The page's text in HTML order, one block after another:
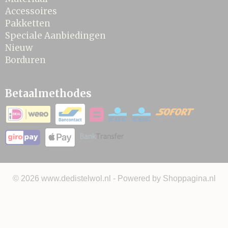
Accessoires
Pakketten
Speciale Aanbiedingen
Nieuw
Borduren
Betaalmethodes
© 2026 www.dedistelwol.nl - Powered by Shoppagina.nl